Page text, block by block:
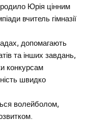
Юрія цінним
вчитель гімназії
допомагають
та інших завдань,
конкурсам
швидко
волейболом,